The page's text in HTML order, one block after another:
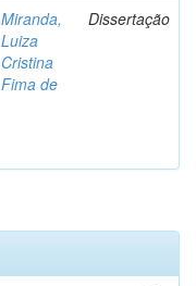
Miranda,
Luiza
Cristina
Fima de
Dissertação